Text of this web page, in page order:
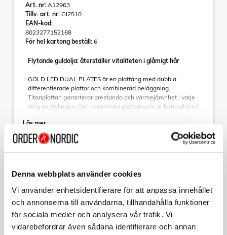
Denna webbplats använder cookies
Vi använder enhetsidentifierare för att anpassa innehållet
och annonserna till användarna, tillhandahålla funktioner
för sociala medier och analysera vår trafik. Vi
vidarebefordrar även sådana identifierare och annan
Art. nr: A12963
Tillv. art. nr: GI2510
EAN-kod:
8023277152168
För hel kartong beställ: 6
Flytande guldolja: återställer vitaliteten i glåmigt hår
GOLD LED DUAL PLATES är en plattång med dubbla
differentierade plattor och kombinerad beläggning.
Titanplattan garanterar prestanda och värmejämnhet i varje
steg av stylingen. Den keramiska plattan som är berikad med
på håret. Flytande guldolja med sina utmärkta kosmetiska
egenskaper återställer glans och liv till torrt tråkigt hår. Den
flytande oljebeläggningen är därför idealisk för skadat hår
och ger håret lätthet och silkeslenhet. Hårets nagelband
smidigt och jämnt ut. Prova Gold Led Dual Plates för bättre
kontroll över håret i varje steg av stylingen.
Plattång CP14 Led Gold Dual Plates har två differentierade
plattor och kombinerad beläggning (extra bred 120x30mm):
Titan och keramisk platta berikad med flytande guld.
Justerbar temperatur från 160° till 230°C Värmeplattor
Läs mer
Kollektion
GA.MA
Plattång LED Dual Plates Gold CP14
Art nr: